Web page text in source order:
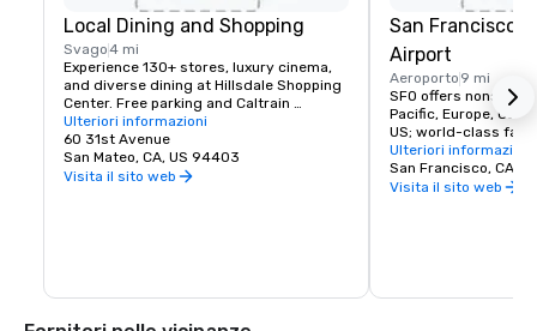
Local Dining and Shopping
Svago4 mi
Experience 130+ stores, luxury cinema,
and diverse dining at Hillsdale Shopping
Center. Free parking and Caltrain
accessible. The Peninsula's favorite
shopping destination.
Ulteriori informazioni
60 31st Avenue
San Mateo, CA, US 94403
Visita il sito web
San Francisco
Airport
Aeroporto 9 mi
SFO offers nonstop
Pacific, Europe,
US; world-class
dining, and more!
Ulteriori informazioni
San Francisco, CA,
Visita il sito web